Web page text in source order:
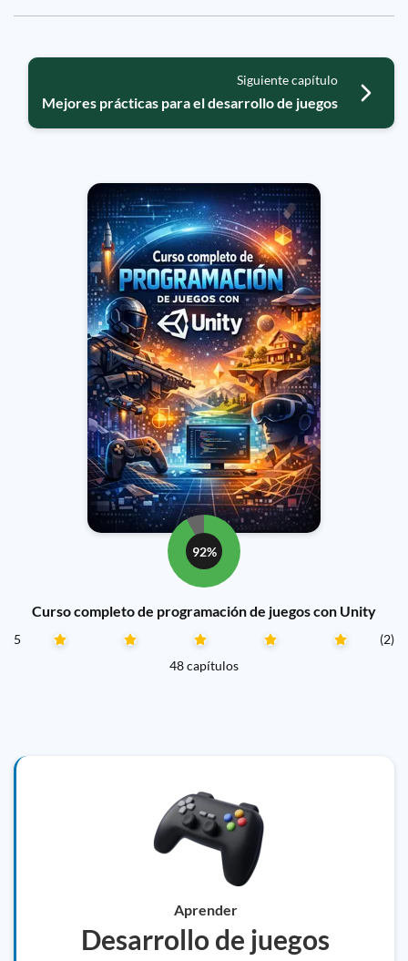
Siguiente capítulo
Mejores prácticas para el desarrollo de juegos
92%
Curso completo de programación de juegos con Unity
5
(2)
48 capítulos
Aprender
Desarrollo de juegos